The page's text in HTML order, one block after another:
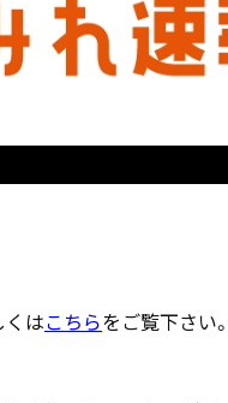
くはこちらをご覧下さい。